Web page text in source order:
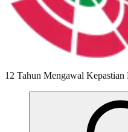
12 Tahun Mengawal Kepastian